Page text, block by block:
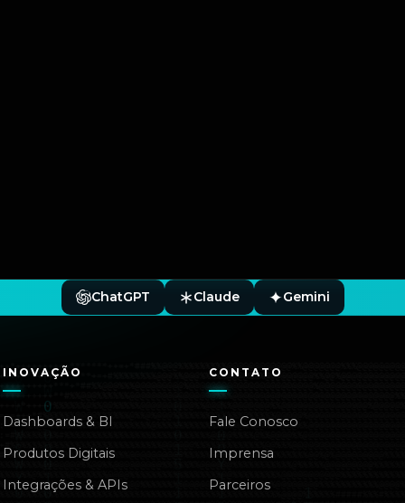
ChatGPT Claude Gemini
INOVAÇÃO
Dashboards & BI
Produtos Digitais
Integrações & APIs
CONTATO
Fale Conosco
Imprensa
Parceiros